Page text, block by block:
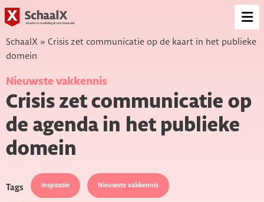
SchaalX » Crisis zet communicatie op de kaart in het publieke
domein
Nieuwste vakkennis
Crisis zet communicatie op
de agenda in het publieke
domein
Tags Inspiratie Nieuwste vakkennis